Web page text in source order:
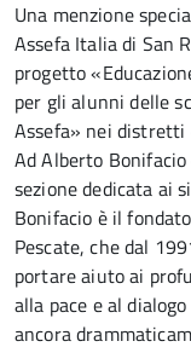
Una menzione
Assefa Italia di San
progetto
per gli alunni delle
Assefa» nei distretti
Ad Alberto
sezione dedicata ai
Bonifacio è il
Pescate, che dal
portare aiuto ai
alla pace e al
ancora